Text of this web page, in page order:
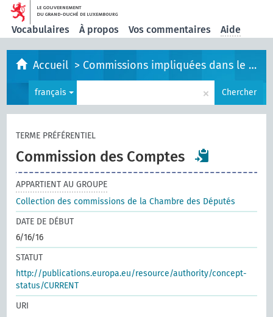
Vocabulaires À propos Vos commentaires Aide
Accueil > Commissions impliquées dans le processus législatif
français × Chercher
TERME PRÉFÉRENTIEL
Commission des Comptes
APPARTIENT AU GROUPE
Collection des commissions de la Chambre des Députés
DATE DE DÉBUT
6/16/16
STATUT
http://publications.europa.eu/resource/authority/concept-
status/CURRENT
URI